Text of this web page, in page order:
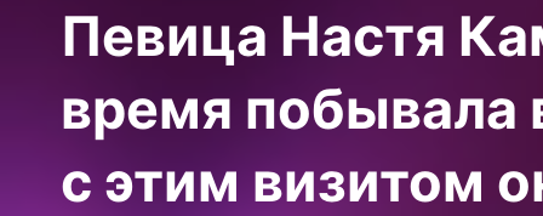
Певица Настя
время побывала
с этим визитом